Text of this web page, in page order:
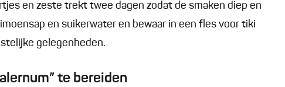
en zeste trekt twee dagen zodat de smaken diep en
en suikerwater en bewaar in een fles voor tiki
gelegenheden.
te bereiden